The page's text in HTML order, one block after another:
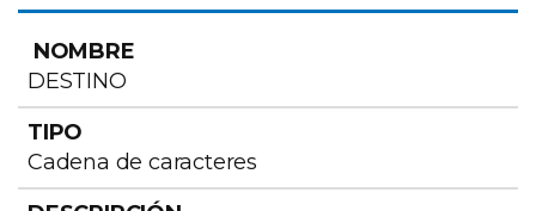
DESTINO
Cadena de caracteres